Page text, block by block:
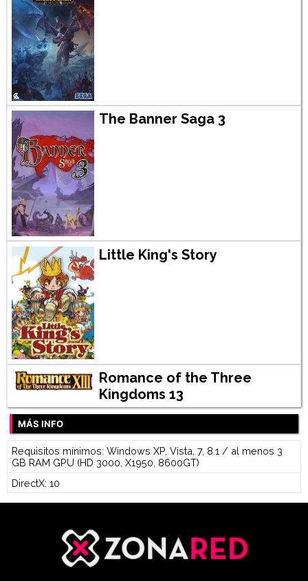
The Banner Saga 3
Little King's Story
Romance of the Three
Kingdoms 13
MÁS INFO
Requisitos mínimos: Windows XP, Vista, 7, 8.1 / al menos 3
GB RAM GPU (HD 3000, X1950, 8600GT)
DirectX: 10